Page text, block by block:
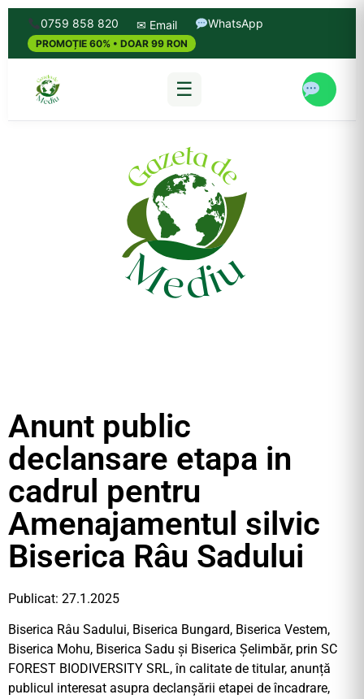
0759 858 820 ✉ Email WhatsApp
PROMOȚIE 60% • DOAR 99 RON
☰
Anunt public
declansare etapa in
cadrul pentru
Amenajamentul silvic
Biserica Râu Sadului
Publicat: 27.1.2025
Biserica Râu Sadului, Biserica Bungard, Biserica Vestem,
Biserica Mohu, Biserica Sadu și Biserica Șelimbăr, prin SC
FOREST BIODIVERSITY SRL, în calitate de titular, anunță
publicul interesat asupra declanșării etapei de încadrare,